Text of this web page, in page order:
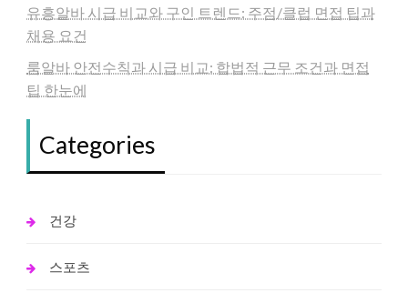
유흥알바 시급 비교와 구인 트렌드: 주점/클럽 면접 팁과
채용 요건
룸알바 안전수칙과 시급 비교: 합법적 근무 조건과 면접
팁 한눈에
Categories
건강
스포츠